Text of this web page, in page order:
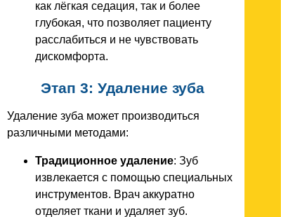
как лёгкая седация, так и более
глубокая, что позволяет пациенту
расслабиться и не чувствовать
дискомфорта.
Этап 3: Удаление зуба
Удаление зуба может производиться
различными методами:
Традиционное удаление: Зуб
извлекается с помощью специальных
инструментов. Врач аккуратно
отделяет ткани и удаляет зуб.